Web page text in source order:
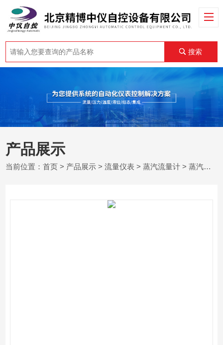
搜索
产品展示
当前位置：首页 > 产品展示 >流量仪表 >蒸汽流量计 > 蒸汽流量计生产厂家